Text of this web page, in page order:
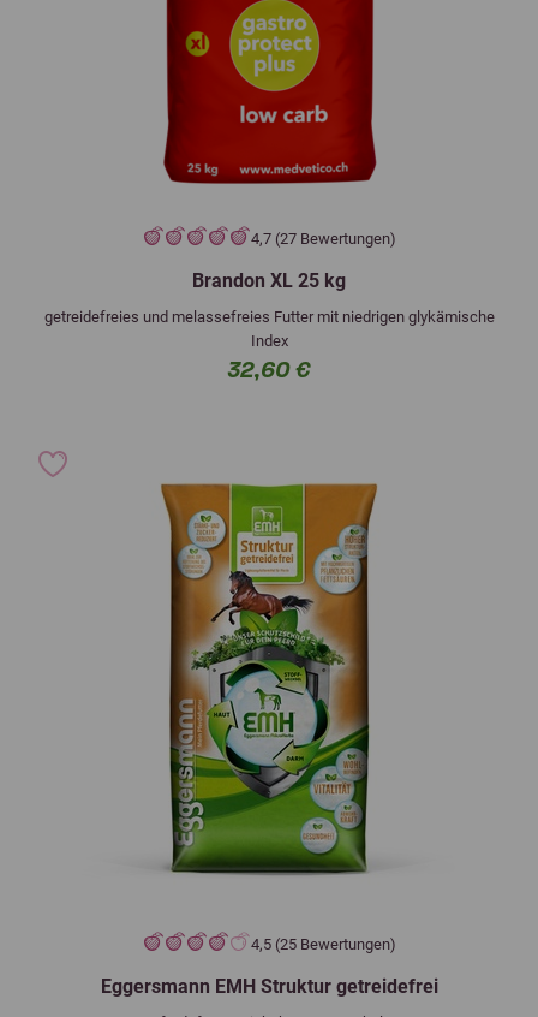
4,7 (27 Bewertungen)
Brandon XL 25 kg
getreidefreies und melassefreies Futter mit niedrigen glykämische
Index
32,60 €
4,5 (25 Bewertungen)
Eggersmann EMH Struktur getreidefrei